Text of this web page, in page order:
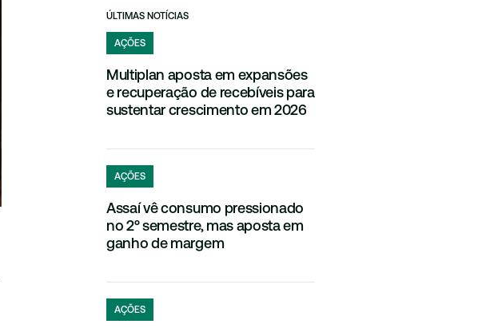
ÚLTIMAS NOTÍCIAS
AÇÕES
Multiplan aposta em expansões
e recuperação de recebíveis para
sustentar crescimento em 2026
AÇÕES
Assaí vê consumo pressionado
no 2º semestre, mas aposta em
ganho de margem
AÇÕES